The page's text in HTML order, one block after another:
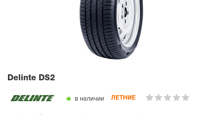
Delinte DS2
в наличии ЛЕТНИЕ